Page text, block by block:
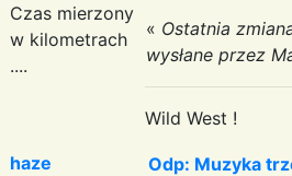
Czas mierzony
w kilometrach
....
« Ostatnia
wysłane przez
Wild West !
haze
Odp: Muzyka